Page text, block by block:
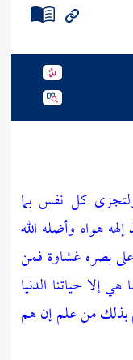
كل نفس بما
هواه وأضله الله
بصره غشاوة فمن
هي إلا حياتنا الدنيا
بذلك من علم إن هم